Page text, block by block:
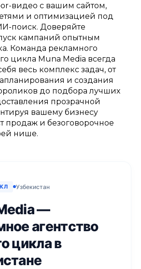
видео с вашим сайтом,
и оптимизацией под
поиск. Доверяйте
кампаний опытным
Команда рекламного
цикла Muna Media всегда
весь комплекс задач, от
и создания
до подбора лучших
прозрачной
вашему бизнесу
продаж и безоговорочное
нише.
Узбекистан
—
агентство
цикла в